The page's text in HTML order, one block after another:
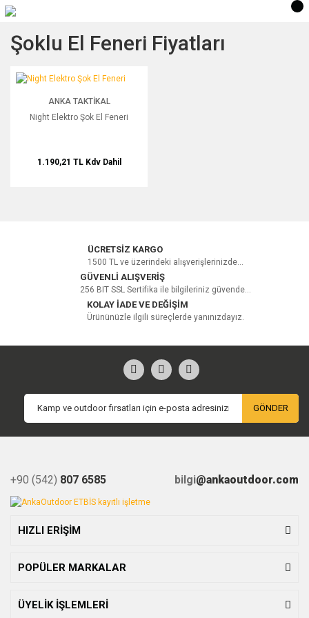
Şoklu El Feneri Fiyatları
Night Elektro Şok El Feneri
ANKA TAKTIKAL
Night Elektro Şok El Feneri
1.190,21 TL Kdv Dahil
ÜCRETSİZ KARGO
1500 TL ve üzerindeki alışverişlerinizde...
GÜVENLİ ALIŞVERİŞ
256 BIT SSL Sertifika ile bilgileriniz güvende...
KOLAY İADE VE DEĞİŞİM
Ürününüzle ilgili süreçlerde yanınızdayız.
GÖNDER
+90 (542) 807 6585 bilgi@ankaoutdoor.com
HIZLI ERİŞİM
POPÜLER MARKALAR
ÜYELİK İŞLEMLERİ